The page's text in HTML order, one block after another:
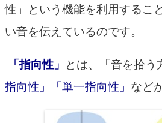
性」という機能を利用するこ
い音を伝えているのです。
「指向性」 とは、「音を拾う
指向性」「単一指向性」 など